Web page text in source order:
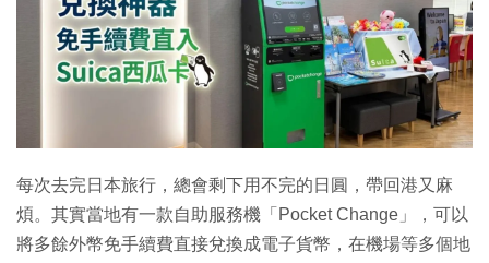
每次去完日本旅行，總會剩下用不完的日圓，帶回港又麻
煩。其實當地有一款自助服務機「Pocket Change」，可以
將多餘外幣免手續費直接兌換成電子貨幣，在機場等多個地